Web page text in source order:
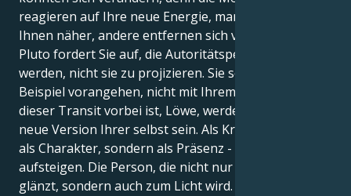
reagieren auf Ihre neue Energie, manche kommen
Ihnen näher, andere entfernen sich von Ihnen.
Pluto fordert Sie auf, die Autoritätsperson zu
werden, nicht sie zu projizieren. Sie sollen mit gutem
Beispiel vorangehen, nicht mit Ihrem Ego. Wenn
dieser Transit vorbei ist, Löwe, werden Sie eine völlig
neue Version Ihrer selbst sein. Als Kraft - nicht nur
als Charakter, sondern als Präsenz - werden Sie
aufsteigen. Die Person, die nicht nur im Rampenlicht
glänzt, sondern auch zum Licht wird.